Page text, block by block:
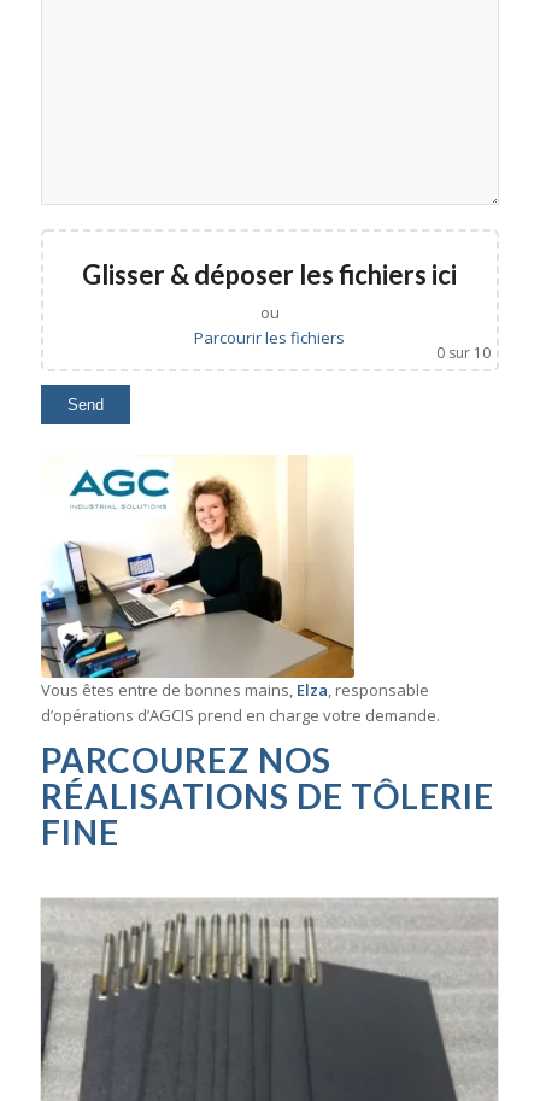
Glisser & déposer les fichiers ici
ou
Parcourir les fichiers
0 sur 10
Vous êtes entre de bonnes mains, Elza, responsable
d’opérations d’AGCIS prend en charge votre demande.
PARCOUREZ NOS
RÉALISATIONS DE TÔLERIE
FINE